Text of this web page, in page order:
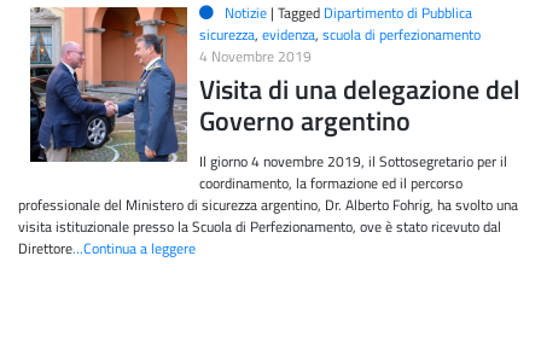
Notizie | Tagged Dipartimento di Pubblica
sicurezza, evidenza, scuola di perfezionamento
4 Novembre 2019
Visita di una delegazione del
Governo argentino
Il giorno 4 novembre 2019, il Sottosegretario per il
coordinamento, la formazione ed il percorso
professionale del Ministero di sicurezza argentino, Dr. Alberto Fohrig, ha svolto una
visita istituzionale presso la Scuola di Perfezionamento, ove è stato ricevuto dal
Direttore…Continua a leggere